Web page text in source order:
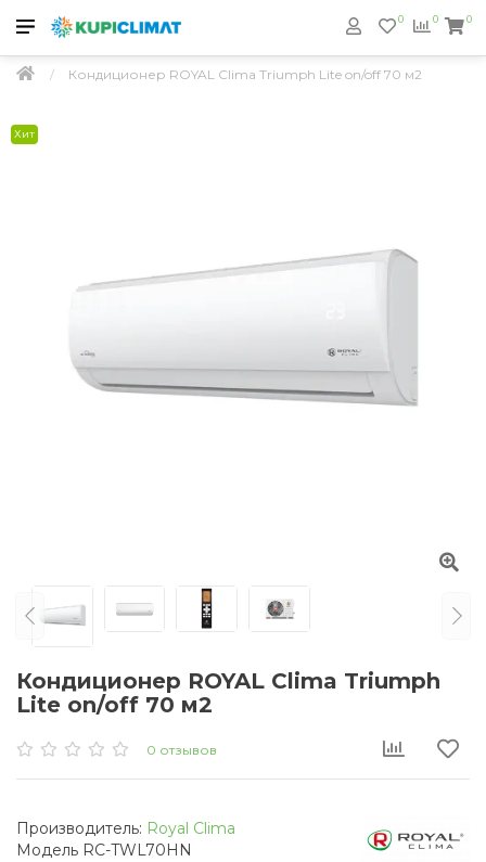
0
0 0
Кондиционер ROYAL Clima Triumph Lite on/off 70 м2
Хит
Кондиционер ROYAL Clima Triumph
Lite on/off 70 м2
0 отзывов
Производитель: Royal Clima
Модель RC-TWL70HN